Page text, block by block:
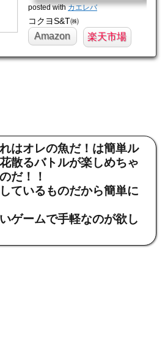
ィス用品
80N 【3個セット】を文房具・オフィス用品ストア
日お届け可能です。アマゾン配送商品は、通常配送無
料（一部除く）。
posted withカエレバ
コクヨS&T㈱
Amazon 楽天市場
はオレの魚だ！は簡単ル
散るバトルが楽しめちゃ
だ！！
ているものだから簡単に
ゲームで手軽なのが欲し